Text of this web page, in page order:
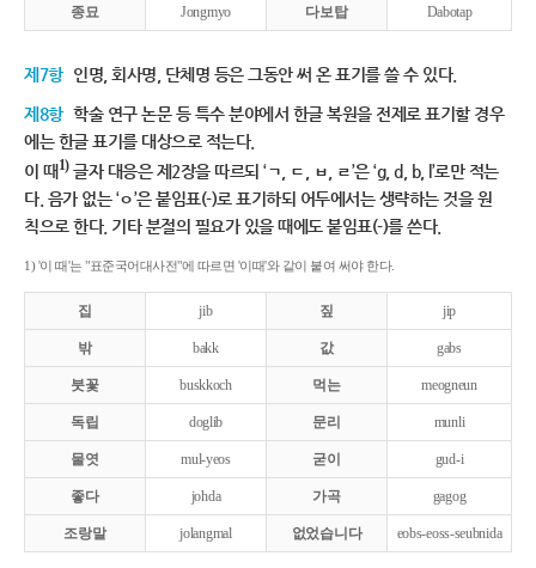
종묘 Jongmyo 다보탑 Dabotap
제7항 인명, 회사명, 단체명 등은 그동안 써 온 표기를 쓸 수 있다.
제8항 학술 연구 논문 등 특수 분야에서 한글 복원을 전제로 표기할 경우
에는 한글 표기를 대상으로 적는다.
이 때1)글자 대응은 제2장을 따르되 ‘ㄱ, ㄷ, ㅂ, ㄹ’은 ‘g, d, b, l’로만 적는
다. 음가 없는 ‘ㅇ’은 붙임표(-)로 표기하되 어두에서는 생략하는 것을 원
칙으로 한다. 기타 분절의 필요가 있을 때에도 붙임표(-)를 쓴다.
1) '이 때'는 "표준국어대사전"에 따르면 '이때'와 같이 붙여 써야 한다.
집 jib 짚 jip
밖 bakk 값 gabs
붓꽃 buskkoch 먹는 meogneun
독립 doglib 문리 munli
물엿 mul-yeos 굳이 gud-i
좋다 johda 가곡 gagog
조랑말 jolangmal 없었습니다 eobs-eoss-seubnida